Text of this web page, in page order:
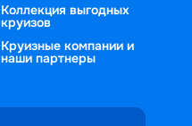
Коллекция выгодных
круизов
Круизные компании и
наши партнеры